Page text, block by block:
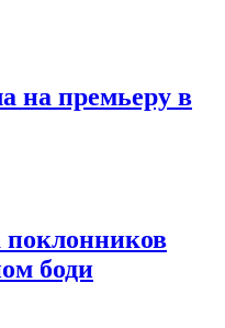
на премьеру в
поклонников
боди